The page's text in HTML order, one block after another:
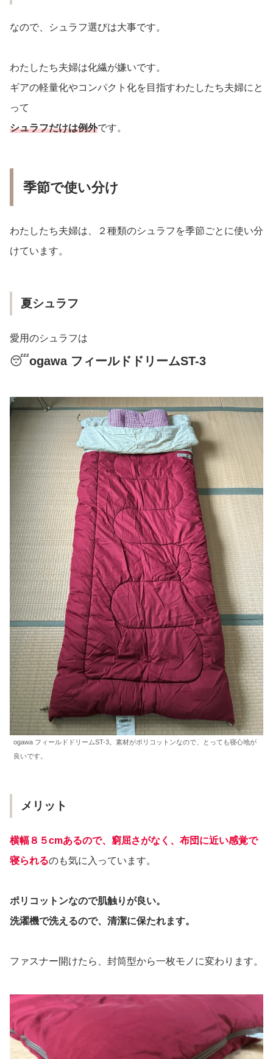
なので、シュラフ選びは大事です。
わたしたち夫婦は化繊が嫌いです。
ギアの軽量化やコンパクト化を目指すわたしたち夫婦にと
って
シュラフだけは例外です。
季節で使い分け
わたしたち夫婦は、２種類のシュラフを季節ごとに使い分
けています。
夏シュラフ
愛用のシュラフは
😴ogawa フィールドドリームST-3
ogawa フィールドドリームST-3。素材がポリコットンなので、とっても寝心地が
良いです。
メリット
横幅８５cmあるので、窮屈さがなく、布団に近い感覚で
寝られるのも気に入っています。
ポリコットンなので肌触りが良い。
洗濯機で洗えるので、清潔に保たれます。
ファスナー開けたら、封筒型から一枚モノに変わります。